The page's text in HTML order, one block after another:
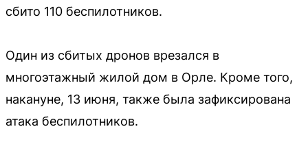
сбито 110 беспилотников.
Один из сбитых дронов врезался в
многоэтажный жилой дом в Орле. Кроме того,
накануне, 13 июня, также была зафиксирована
атака беспилотников.